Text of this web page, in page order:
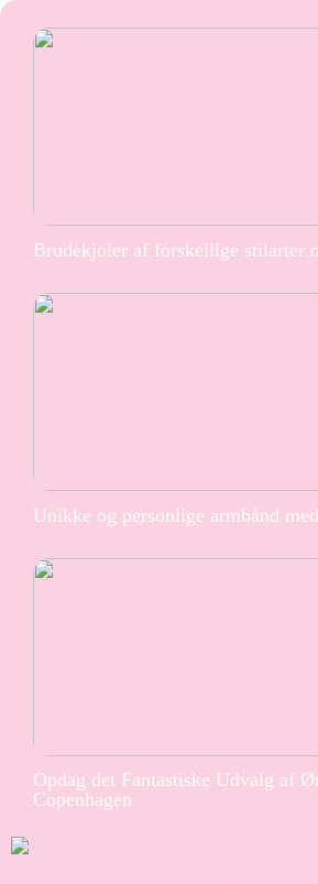
Brudekjoler af forskellige stilarter
Unikke og personlige armbånd
Opdag det Fantastiske Udvalg af
Copenhagen